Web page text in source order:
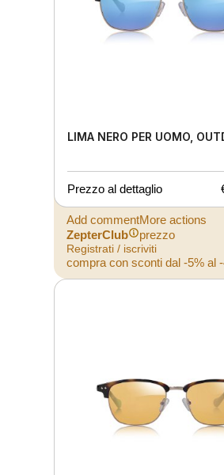
LIMA NERO PER UOMO,
Prezzo al dettaglio
Add commentMore actions
ZepterClub
prezzo
Registrati / iscriviti
compra con sconti dal -5% al